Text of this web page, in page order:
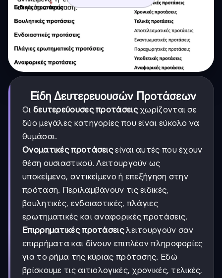
Είδη Δευτερευουσών Προτάσεων
Οι δευτερεύουσες προτάσειςχωρίζονται σε
δύο μεγάλες κατηγορίες που είναι εύκολο να
θυμάσαι.
Ονοματικές προτάσειςείναι αυτές που έχουν
θέση ουσιαστικού. Λειτουργούν ως
υποκείμενο, αντικείμενο ή επεξήγηση στην
πρόταση. Περιλαμβάνουν τις ειδικές,
βουλητικές, ενδοιαστικές, πλάγιες
ερωτηματικές και αναφορικές προτάσεις.
Επιρρηματικές προτάσειςλειτουργούν σαν
επιρρήματα και δίνουν επιπλέον πληροφορίες
για το ρήμα της κύριας πρότασης. Εδώ
βρίσκουμε τις αιτιολογικές, χρονικές, τελικές,